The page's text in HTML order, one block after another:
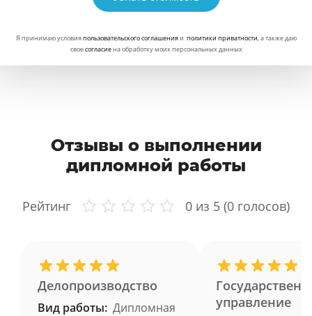
Я принимаю условияпользовательского соглашенияи политики приватности, а также даю
своесогласиена обработку моих персональных данных
Отзывы о выполнении
дипломной работы
Рейтинг 0 из 5 (0 голосов)
Делопроизводство
Вид работы: Дипломная
управление